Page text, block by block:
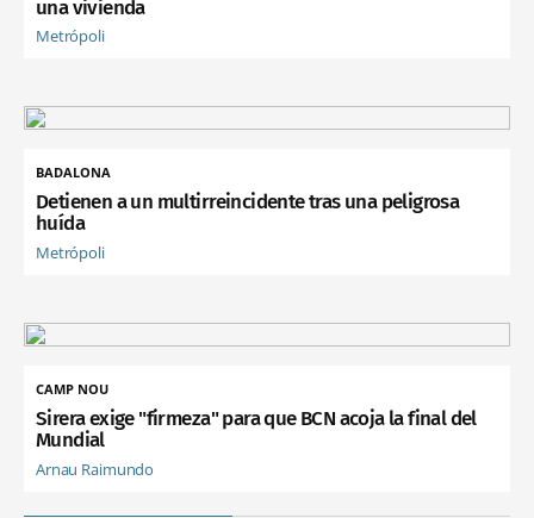
una vivienda
Metrópoli
BADALONA
Detienen a un multirreincidente tras una peligrosa
huída
Metrópoli
CAMP NOU
Sirera exige "firmeza" para que BCN acoja la final del
Mundial
Arnau Raimundo